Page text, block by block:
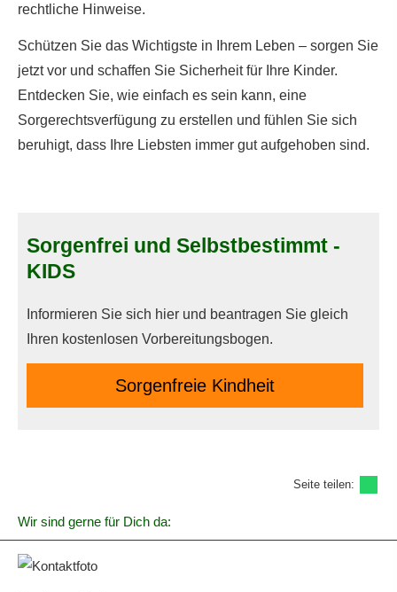
rechtliche Hinweise.
Schützen Sie das Wichtigste in Ihrem Leben – sorgen Sie
jetzt vor und schaffen Sie Sicherheit für Ihre Kinder.
Entdecken Sie, wie einfach es sein kann, eine
Sorgerechtsverfügung zu erstellen und fühlen Sie sich
beruhigt, dass Ihre Liebsten immer gut aufgehoben sind.
Sorgenfrei und Selbstbestimmt -
KIDS
Informieren Sie sich hier und beantragen Sie gleich
Ihren kostenlosen Vorbereitungsbogen.
Sorgenfreie Kindheit
Seite teilen:
Wir sind gerne für Dich da: